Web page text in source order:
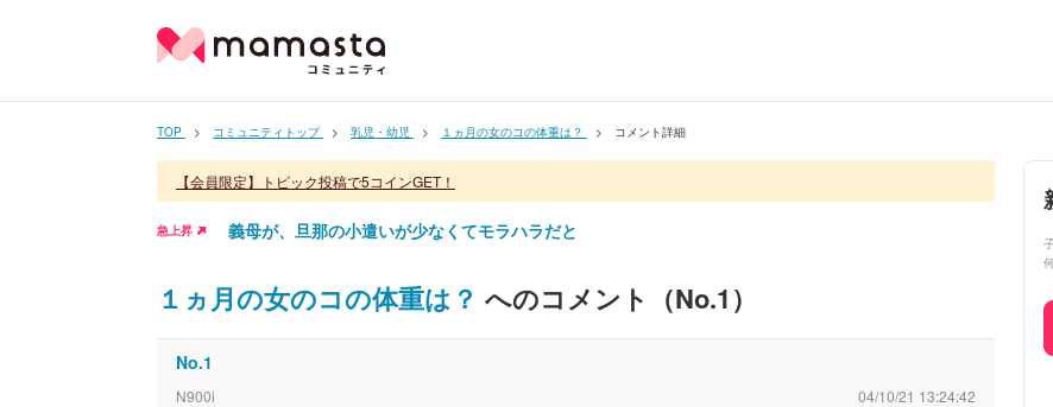
TOP コミュニティトップ 乳児・幼児 １ヵ月の女のコの体重は？ コメント詳細
【会員限定】トピック投稿で5コインGET！
急上昇 義母が、旦那の小遣いが少なくてモラハラだと
１ヵ月の女のコの体重は？ へのコメント（No.1）
No.1
N900i 04/10/21 13:24:42